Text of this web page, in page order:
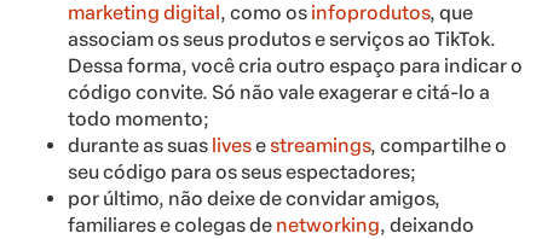
marketing digital , como os infoprodutos, que
associam os seus produtos e serviços ao TikTok.
Dessa forma, você cria outro espaço para indicar o
código convite. Só não vale exagerar e citá-lo a
todo momento;
durante as suas livesestreamings, compartilhe o
seu código para os seus espectadores;
por último, não deixe de convidar amigos,
familiares e colegas de networking, deixando